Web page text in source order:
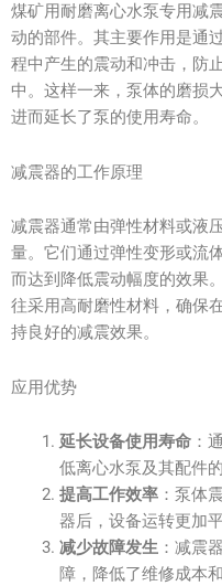
煤矿用耐磨离心水泵专用减
动的部件。其主要作用是通
程中产生的震动和冲击，防
中。这样一来，泵体的磨损
进而延长了泵的使用寿命。
减震器的工作原理
减震器通常由弹性材料或液
量。它们通过弹性变形或流
而达到降低震动幅度的效果
往采用高耐磨性材料，确保
持良好的减震效果。
应用优势
延长设备使用寿命：
低离心水泵及其配件
提高工作效率：泵体
器后，设备运转更加
减少故障发生：减震
障，降低了维修成本